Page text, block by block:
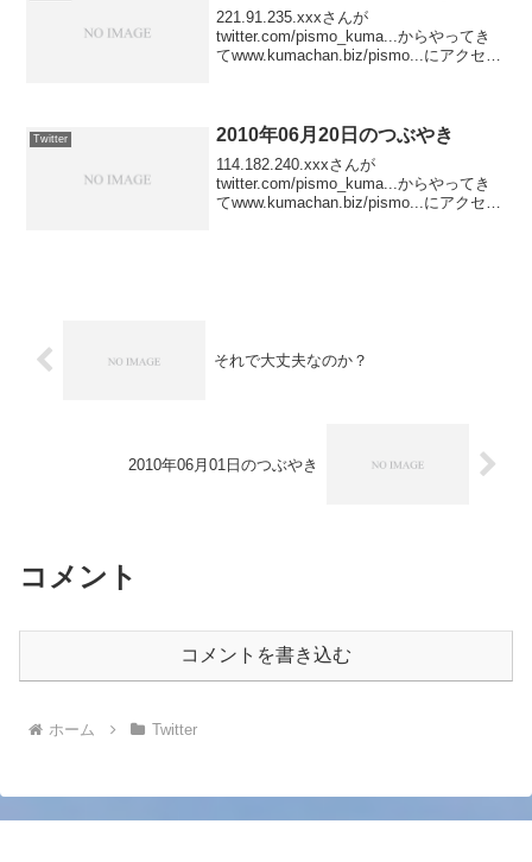
221.91.235.xxxさんが
twitter.com/pismo_kuma...からやってき
てwww.kumachan.biz/pismo...にアクセス
Twitter 2010年06月20日のつぶやき
114.182.240.xxxさんが
twitter.com/pismo_kuma...からやってき
てwww.kumachan.biz/pismo...にアクセス
それで大丈夫なのか？
2010年06月01日のつぶやき
コメント
コメントを書き込む
ホーム Twitter